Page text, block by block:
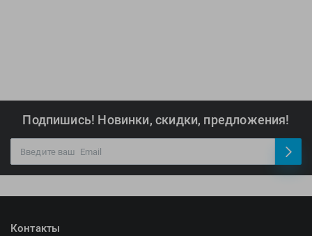
Подпишись! Новинки, скидки, предложения!
Контакты